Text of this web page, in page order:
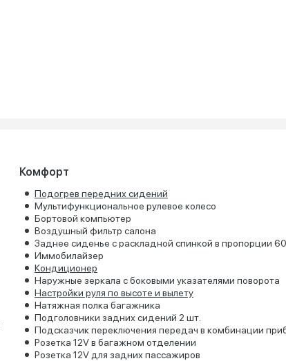
Комфорт
Подогрев передних сидений
Мультифункциональное рулевое колесо
Бортовой компьютер
Воздушный фильтр салона
Заднее сиденье с раскладной спинкой в пропорции
Иммобилайзер
Кондиционер
Наружные зеркала с боковыми указателями поворота
Настройки руля по высоте и вылету
Натяжная полка багажника
Подголовники задних сидений 2 шт.
Подсказчик переключения передач в комбинации
Розетка 12V в багажном отделении
Розетка 12V для задних пассажиров